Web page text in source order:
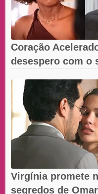
Coração
desespero com o
Virgínia promete
segredos de